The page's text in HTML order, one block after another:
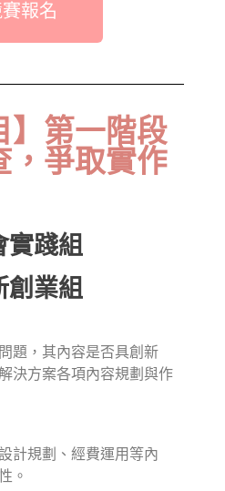
報名
】第一階段
，爭取實作
實踐組
創業組
題，其內容是否具創新
決方案各項內容規劃與作
計規劃、經費運用等內
。